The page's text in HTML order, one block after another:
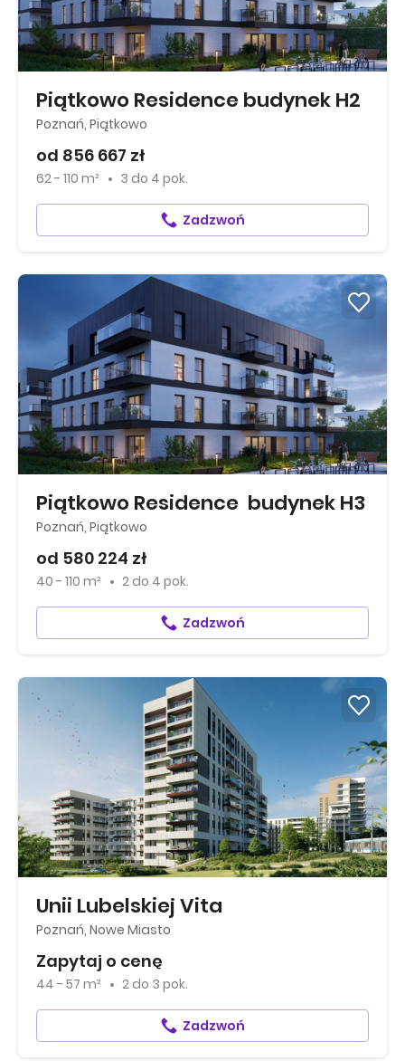
Piątkowo Residence budynek H2
Poznań, Piątkowo
od 856 667 zł
62 - 110 m² 3 do 4 pok.
Zadzwoń
Piątkowo Residence budynek H3
Poznań, Piątkowo
od 580 224 zł
40 - 110 m² 2 do 4 pok.
Zadzwoń
Unii Lubelskiej Vita
Poznań, Nowe Miasto
Zapytaj o cenę
44 - 57 m² 2 do 3 pok.
Zadzwoń